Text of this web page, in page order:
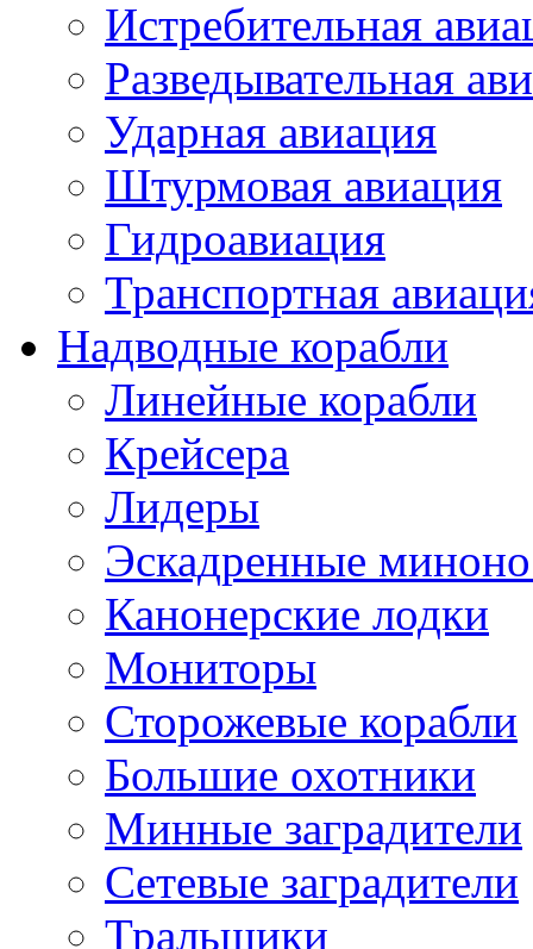
Истребительная
Разведывательная
Ударная авиация
Штурмовая авиация
Гидроавиация
Транспортная
Надводные корабли
Линейные корабли
Крейсера
Лидеры
Эскадренные
Канонерские лодки
Мониторы
Сторожевые корабли
Большие охотники
Минные заградители
Сетевые заградители
Тральщики